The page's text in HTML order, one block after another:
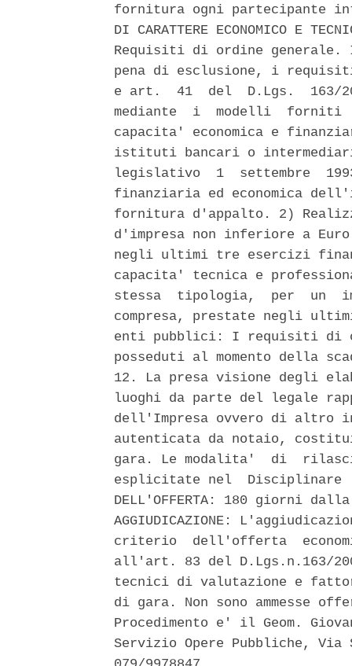
fornitura ogni partecipante
DI CARATTERE ECONOMICO E
Requisiti di ordine generale.
pena di esclusione, i
e art.  41  del  D.Lgs.  163/
mediante  i  modelli  forniti
capacita' economica e
istituti bancari o
legislativo  1  settembre
finanziaria ed economica
fornitura d'appalto. 2)
d'impresa non inferiore a
negli ultimi tre esercizi
capacita' tecnica e
stessa  tipologia,  per  un
compresa, prestate negli
enti pubblici: I requisiti di
posseduti al momento della
12. La presa visione degli
luoghi da parte del legale
dell'Impresa ovvero di altro
autenticata da notaio,
gara. Le modalita'  di
esplicitate nel  Disciplinare
DELL'OFFERTA: 180 giorni
AGGIUDICAZIONE:
criterio  dell'offerta
all'art. 83 del D.Lgs.n.163/
tecnici di valutazione e
di gara. Non sono ammesse
Procedimento e' il Geom.
Servizio Opere Pubbliche,